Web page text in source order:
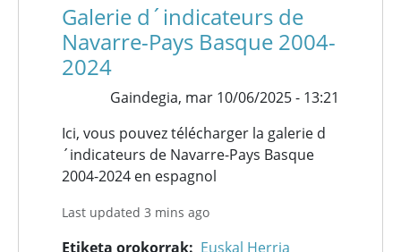
Galerie d´indicateurs de
Navarre-Pays Basque 2004-
2024
Gaindegia, mar 10/06/2025 - 13:21
Ici, vous pouvez télécharger la galerie d
´indicateurs de Navarre-Pays Basque
2004-2024 en espagnol
Last updated 3 mins ago
Etiketa orokorrak
Euskal Herria